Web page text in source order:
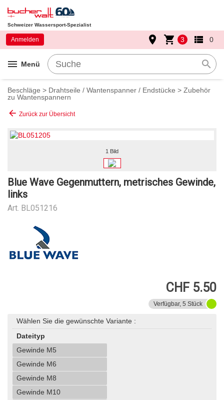
Schweizer Wassersport-Spezialist
menu Menü search
Anmelden place shopping_cart 3 view_list 0
Beschläge > Drahtseile / Wantenspanner / Endstücke > Zubehör
zu Wantenspannern
arrow_back Zurück zur Übersicht
1 Bild
Blue Wave Gegenmuttern, metrisches Gewinde,
links
Art. BL051216
CHF 5.50
Verfügbar, 5 Stück
Wählen Sie die gewünschte Variante :
Dateityp
Gewinde M5
Gewinde M6
Gewinde M8
Gewinde M10